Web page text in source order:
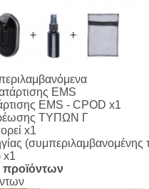
EMS
EMS - CPOD x1
ΤΥΠΩΝ Γ
x1
(συμπεριλαμβανομένης
x1
προϊόντων